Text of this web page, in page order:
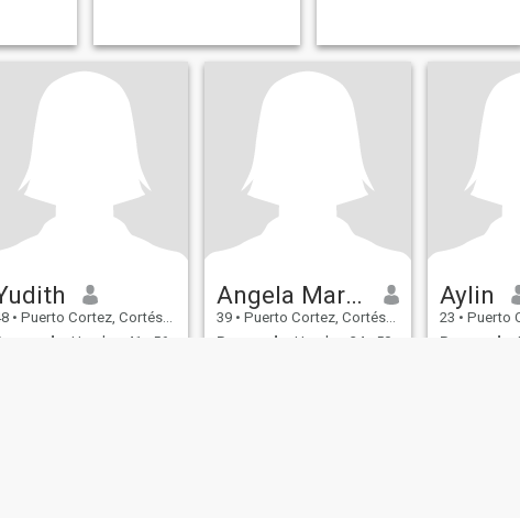
• Puerto Cortez, Cortés, Honduras
Hombre 41 - 56
Angela Mariela
39 • Puerto Cortez, Cortés, Honduras
Buscando:
Hombre 34 - 50
Aylin
23 • Puerto
Buscando: